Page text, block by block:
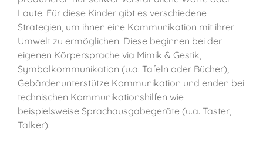
Laute. Für diese Kinder gibt es verschiedene
Strategien, um ihnen eine Kommunikation mit ihrer
Umwelt zu ermöglichen. Diese beginnen bei der
eigenen Körpersprache via Mimik & Gestik,
Symbolkommunikation (u.a. Tafeln oder Bücher),
Gebärdenunterstütze Kommunikation und enden bei
technischen Kommunikationshilfen wie
beispielsweise Sprachausgabegeräte (u.a. Taster,
Talker).